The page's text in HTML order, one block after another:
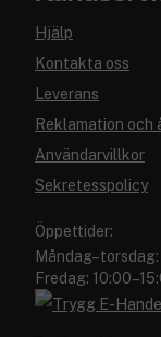
Hjälp
Kontakta oss
Leverans
Reklamation och
Användarvillkor
Sekretesspolicy
Öppettider:
Fredag: